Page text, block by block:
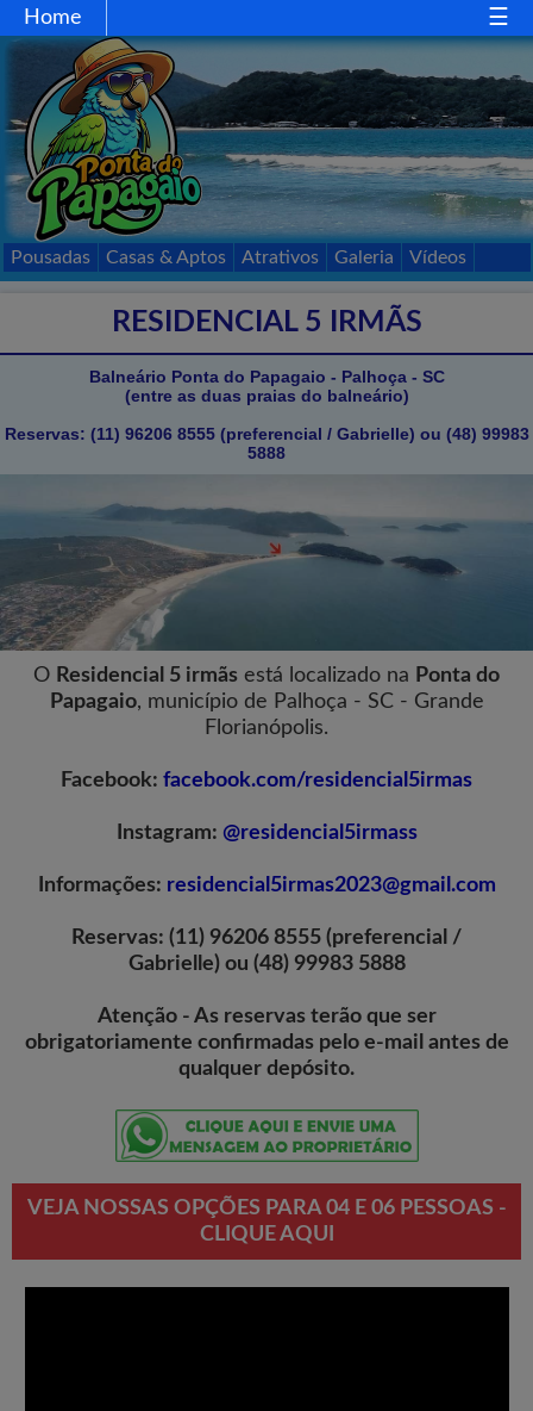
Home
Home Gastronomia Acessos
Pousadas Casas & Aptos Atrativos Galeria
Vídeos
RESIDENCIAL 5 IRMÃS
Balneário Ponta do Papagaio - Palhoça - SC
(entre as duas praias do balneário)
Reservas: (11) 96206 8555 (preferencial / Gabrielle) ou (48) 99983
5888
O Residencial 5 irmãs está localizado na Ponta do
Papagaio, município de Palhoça - SC - Grande
Florianópolis.
Facebook: facebook.com/residencial5irmas
Instagram: @residencial5irmass
Informações: residencial5irmas2023@gmail.com
Reservas: (11) 96206 8555 (preferencial /
Gabrielle) ou (48) 99983 5888
Atenção - As reservas terão que ser
obrigatoriamente confirmadas pelo e-mail antes de
qualquer depósito.
VEJA NOSSAS OPÇÕES PARA 04 E 06 PESSOAS -
CLIQUE AQUI